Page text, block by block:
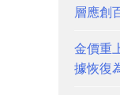
層應創
金價重
據恢復